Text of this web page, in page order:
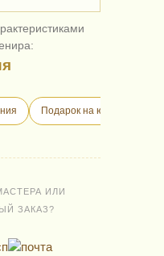
Подарок на юбилей
ИЛИ
ЗАКАЗ?